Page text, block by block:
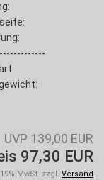
UVP 139,00 EUR
97,30 EUR
MwSt. zzgl. Versand